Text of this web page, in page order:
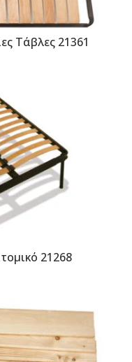
Τάβλες 21361
21268